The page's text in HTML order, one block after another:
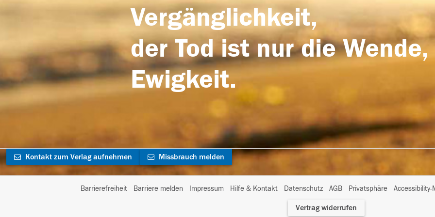
Vergänglichkeit,
der Tod ist nur die
Ewigkeit.
Kontakt zum Verlag aufnehmen Missbrauch melden
Barrierefreiheit Barriere melden Impressum Hilfe & Kontakt Datenschutz AGB Privatsphäre
I
Vertrag widerrufen